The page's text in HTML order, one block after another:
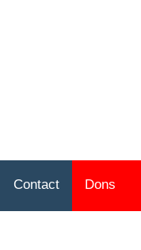
Contact Dons